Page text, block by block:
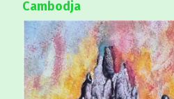
Cambodja